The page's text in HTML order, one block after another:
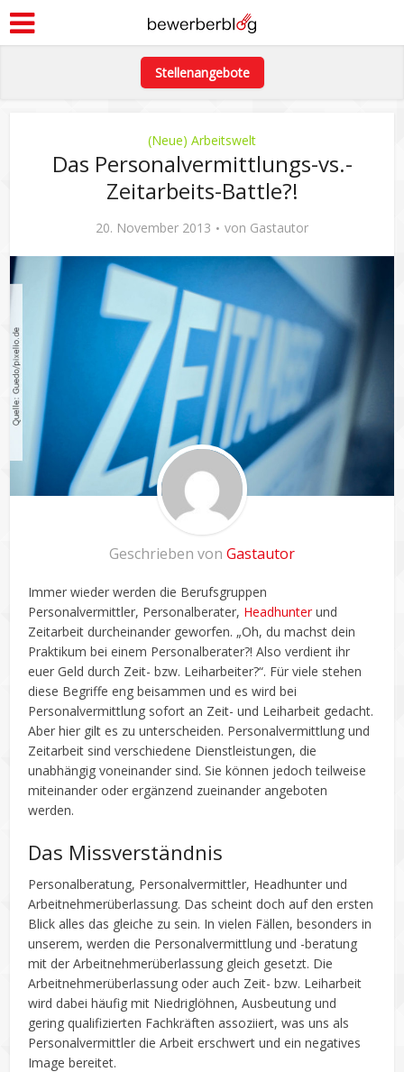
Stellenangebote
(Neue) Arbeitswelt
Das Personalvermittlungs-vs.-
Zeitarbeits-Battle?!
20. November 2013 von Gastautor
Geschrieben von Gastautor
Immer wieder werden die Berufsgruppen
Personalvermittler, Personalberater, Headhunterund
Zeitarbeit durcheinander geworfen. „Oh, du machst dein
Praktikum bei einem Personalberater?! Also verdient ihr
euer Geld durch Zeit- bzw. Leiharbeiter?“. Für viele stehen
diese Begriffe eng beisammen und es wird bei
Personalvermittlung sofort an Zeit- und Leiharbeit gedacht.
Aber hier gilt es zu unterscheiden. Personalvermittlung und
Zeitarbeit sind verschiedene Dienstleistungen, die
unabhängig voneinander sind. Sie können jedoch teilweise
miteinander oder ergänzend zueinander angeboten
werden.
Das Missverständnis
Personalberatung, Personalvermittler, Headhunter und
Arbeitnehmerüberlassung. Das scheint doch auf den ersten
Blick alles das gleiche zu sein. In vielen Fällen, besonders in
unserem, werden die Personalvermittlung und -beratung
mit der Arbeitnehmerüberlassung gleich gesetzt. Die
Arbeitnehmerüberlassung oder auch Zeit- bzw. Leiharbeit
wird dabei häufig mit Niedriglöhnen, Ausbeutung und
gering qualifizierten Fachkräften assoziiert, was uns als
Personalvermittler die Arbeit erschwert und ein negatives
Image bereitet.